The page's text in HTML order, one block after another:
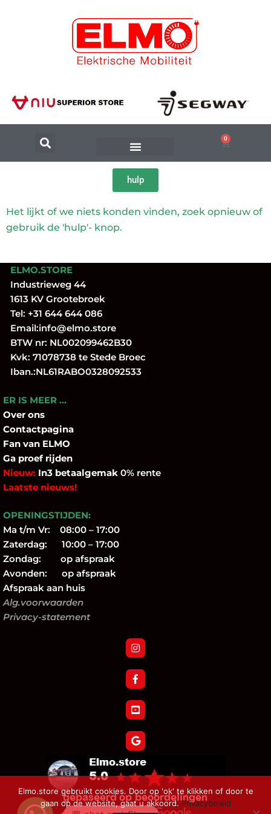
0
hulp
Het lijkt of we niets konden vinden, zoek opnieuw of
gebruik de 'hulp'- knop.
ELMO.STORE
Industrieweg 44
1613 KV Grootebroek
Tel: +31 644 644 086
Email:info@elmo.store
BTW nr: NL002099462B30
Kvk: 71078738 te Stede Broec
Iban.:NL61RABO0328092533
ER IS MEER …
Over ons
Contactpagina
Fan van ELMO
Ga proef rijden
Nieuw: In3 betaalgemak 0% rente
Laatste nieuws!
OPENINGSTIJDEN:
Ma t/m Vr: 08:00 – 17:00
Zaterdag: 10:00 – 17:00
Zondag: op afspraak
Avonden: op afspraak
Afspraak aan huis
Alg.voorwaarden
Privacy-statement
Elmo.store gebruikt cookies. Door op 'ok' te klikken of door te
gaan op de website, gaat u akkoord.Privacybeleid